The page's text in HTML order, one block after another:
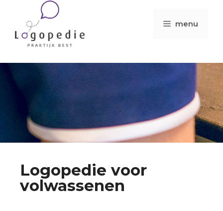
menu
Logopedie voor
volwassenen